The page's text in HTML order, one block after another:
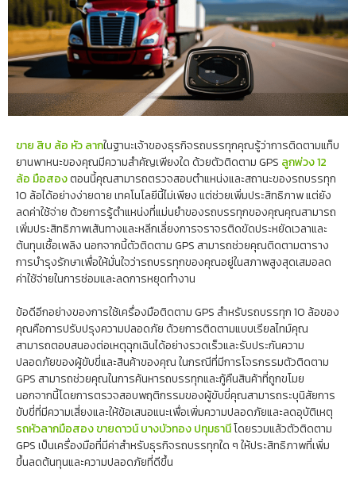
ขาย สิบ ล้อ หัว ลากในฐานะเจ้าของธุรกิจรถบรรทุกคุณรู้ว่าการติดตามแท็บ
ยานพาหนะของคุณมีความสำคัญเพียงใด ด้วยตัวติดตาม GPS ลูกพ่วง 12
ล้อ มือสองตอนนี้คุณสามารถตรวจสอบตำแหน่งและสถานะของรถบรรทุก
10 ล้อได้อย่างง่ายดาย เทคโนโลยีนี้ไม่เพียง แต่ช่วยเพิ่มประสิทธิภาพ แต่ยัง
ลดค่าใช้จ่าย ด้วยการรู้ตำแหน่งที่แม่นยำของรถบรรทุกของคุณคุณสามารถ
เพิ่มประสิทธิภาพเส้นทางและหลีกเลี่ยงการจราจรติดขัดประหยัดเวลาและ
ต้นทุนเชื้อเพลิง นอกจากนี้ตัวติดตาม GPS สามารถช่วยคุณติดตามตาราง
การบำรุงรักษาเพื่อให้มั่นใจว่ารถบรรทุกของคุณอยู่ในสภาพสูงสุดเสมอลด
ค่าใช้จ่ายในการซ่อมและลดการหยุดทำงาน
ข้อดีอีกอย่างของการใช้เครื่องมือติดตาม GPS สำหรับรถบรรทุก 10 ล้อของ
คุณคือการปรับปรุงความปลอดภัย ด้วยการติดตามแบบเรียลไทม์คุณ
สามารถตอบสนองต่อเหตุฉุกเฉินได้อย่างรวดเร็วและรับประกันความ
ปลอดภัยของผู้ขับขี่และสินค้าของคุณ ในกรณีที่มีการโจรกรรมตัวติดตาม
GPS สามารถช่วยคุณในการค้นหารถบรรทุกและกู้คืนสินค้าที่ถูกขโมย
นอกจากนี้โดยการตรวจสอบพฤติกรรมของผู้ขับขี่คุณสามารถระบุนิสัยการ
ขับขี่ที่มีความเสี่ยงและให้ข้อเสนอแนะเพื่อเพิ่มความปลอดภัยและลดอุบัติเหตุ
รถหัวลากมือสอง ขายดาวน์ บางบัวทอง ปทุมธานีโดยรวมแล้วตัวติดตาม
GPS เป็นเครื่องมือที่มีค่าสำหรับธุรกิจรถบรรทุกใด ๆ ให้ประสิทธิภาพที่เพิ่ม
ขึ้นลดต้นทุนและความปลอดภัยที่ดีขึ้น